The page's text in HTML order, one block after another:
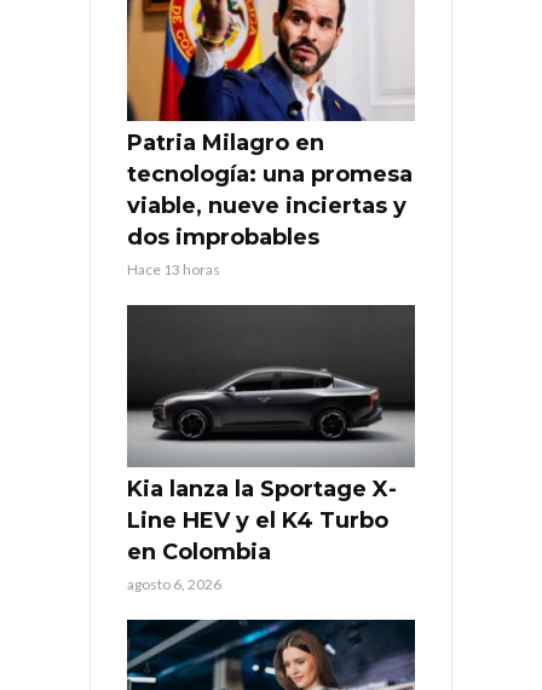
Patria Milagro en
tecnología: una promesa
viable, nueve inciertas y
dos improbables
Hace 13 horas
Kia lanza la Sportage X-
Line HEV y el K4 Turbo
en Colombia
agosto 6, 2026